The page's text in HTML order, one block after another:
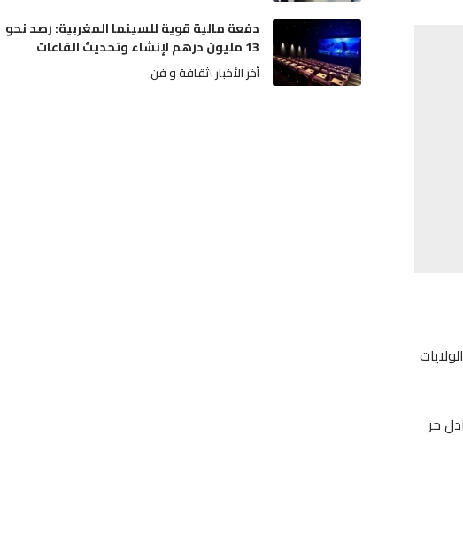
حر
دفعة مالية قوية للسينما المغربية: رصد نحو
13 مليون درهم لإنشاء وتحديث القاعات
أخر الأخبار ثقافة و فن